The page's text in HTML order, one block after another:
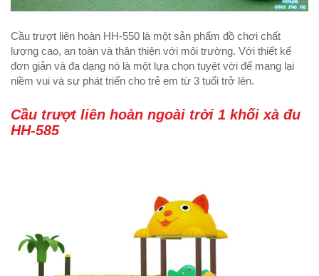
Cầu trượt liên hoàn HH-550 là một sản phẩm đồ chơi chất
lượng cao, an toàn và thân thiện với môi trường. Với thiết kế
đơn giản và đa dạng nó là một lựa chọn tuyệt vời để mang lại
niềm vui và sự phát triển cho trẻ em từ 3 tuổi trở lên.
Cầu trượt liên hoàn ngoài trời 1 khối xà đu
HH-585